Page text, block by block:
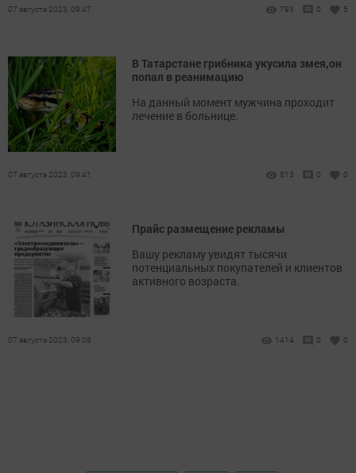
07 августа 2023, 09:47 793 0 5
В Татарстане грибника укусила змея,он
попал в реанимацию
На данный момент мужчина проходит
лечение в больнице.
07 августа 2023, 09:41 813 0 0
Прайс размещение рекламы
Вашу рекламу увидят тысячи
потенциальных покупателей и клиентов
активного возраста.
07 августа 2023, 09:08 1414 0 0